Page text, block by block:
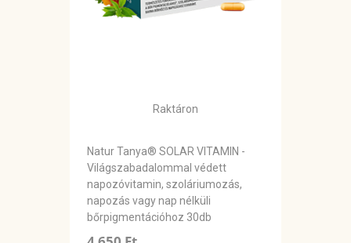
Raktáron
Natur Tanya® SOLAR VITAMIN -
Világszabadalommal védett
napozóvitamin, szoláriumozás,
napozás vagy nap nélküli
bőrpigmentációhoz 30db